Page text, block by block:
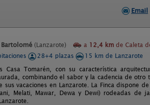
Email
Bartolomé (Lanzarote) a 12,4 km de Caleta
28+4 plazas
15 km de Lanzarote
Casa Tomarén, con su característica
combinando el sabor y la cadencia de
sus vacaciones en Lanzarote. La Finca dispone
Melati, Mawar, Dewa y Dewi) rodeadas de